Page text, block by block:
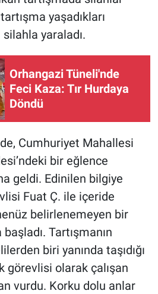
yaşadıkları
yaraladı.
Orhangazi Tüneli'nde
Feci Kaza: Tır Hurdaya
Döndü
Cumhuriyet Mahallesi
bir eğlence
geldi. Edinilen bilgiye
Fuat Ç. ile içeride
belirlenemeyen bir
Tartışmanın
biri yanında taşıdığı
görevlisi olarak çalışan
vurdu. Korku dolu anlar